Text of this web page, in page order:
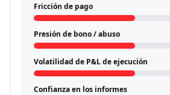
Fricción de pago
Presión de bono / abuso
Volatilidad de P&L de ejecución
Confianza en los informes